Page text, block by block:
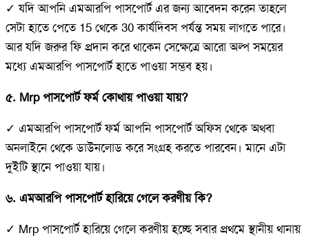
✓ যদি আপনি এমআরপি পাসপোর্ট এর জন্য আবেদন করেন তাহলে
সেটা হাতে পেতে 15 থেকে 30 কার্যদিবস পর্যন্ত সময় লাগতে পারে।
আর যদি জরুর ফি প্রদান করে থাকেন সেক্ষেত্রে আরো অল্প সময়ের
মধ্যে এমআরপি পাসপোর্ট হাতে পাওয়া সম্ভব হয়।
৫. Mrp পাসপোর্ট ফর্ম কোথায় পাওয়া যায়?
✓ এমআরপি পাসপোর্ট ফর্ম আপনি পাসপোর্ট অফিস থেকে অথবা
অনলাইনে থেকে ডাউনলোড করে সংগ্রহ করতে পারবেন। মানে এটা
দুইটি স্থানে পাওয়া যায়।
৬. এমআরপি পাসপোর্ট হারিয়ে গেলে করণীয় কি?
✓ Mrp পাসপোর্ট হারিয়ে গেলে করণীয় হচ্ছে সবার প্রথমে স্থানীয় থানায়